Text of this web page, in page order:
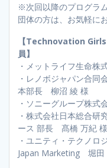
※次回以降のプログラ
団体の方は、お気軽に
【Technovation Girls
員】
・メットライフ生命
・レノボジャパン合同
本部長 柳沼 綾 様
・ソニーグループ株
・株式会社日本総合研
ース 部長 髙橋 万紀 様
・ユニティ・テクノ
Japan Marketing 堀田